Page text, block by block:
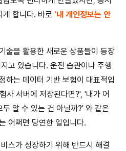
게 합니다. 바로 '내 개인정보는 안
술을 활용한 새로운 상품들이 등장
고 있습니다. 운전 습관이나 주행
하는 데이터 기반 보험이 대표적입
사 서버에 저장된다면?', '내가 어
알 수 있는 건 아닐까?' 와 같은
어쩌면 당연한 일입니다.
스가 성장하기 위해 반드시 해결